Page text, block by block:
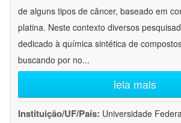
de alguns tipos de câncer, baseado em
platina. Neste contexto diversos
dedicado à química sintética de
buscando por no...
leia mais
Instituição/UF/País: Universidade